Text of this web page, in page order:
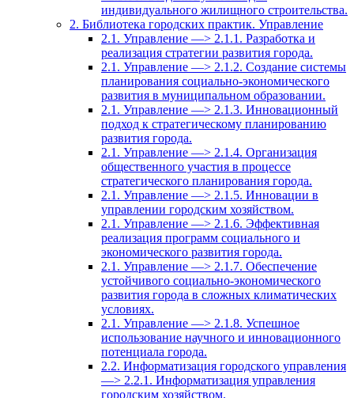
индивидуального жилищного строительства.
2. Библиотека городских практик. Управление
2.1. Управление —> 2.1.1. Разработка и
реализация стратегии развития города.
2.1. Управление —> 2.1.2. Создание системы
планирования социально-экономического
развития в муниципальном образовании.
2.1. Управление —> 2.1.3. Инновационный
подход к стратегическому планированию
развития города.
2.1. Управление —> 2.1.4. Организация
общественного участия в процессе
стратегического планирования города.
2.1. Управление —> 2.1.5. Инновации в
управлении городским хозяйством.
2.1. Управление —> 2.1.6. Эффективная
реализация программ социального и
экономического развития города.
2.1. Управление —> 2.1.7. Обеспечение
устойчивого социально-экономического
развития города в сложных климатических
условиях.
2.1. Управление —> 2.1.8. Успешное
использование научного и инновационного
потенциала города.
2.2. Информатизация городского управления
—> 2.2.1. Информатизация управления
городским хозяйством.